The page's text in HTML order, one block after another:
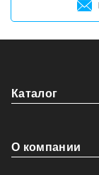
Каталог
О компании